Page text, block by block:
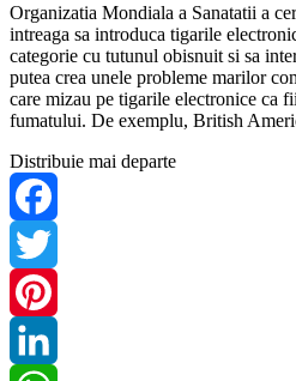
Organizatia Mondiala a Sanatatii a
intreaga sa introduca tigarile
categorie cu tutunul obisnuit si sa
putea crea unele probleme marilor
care mizau pe tigarile electronice ca
fumatului. De exemplu, British
Distribuie mai departe
Facebook
Twitter
Pinterest